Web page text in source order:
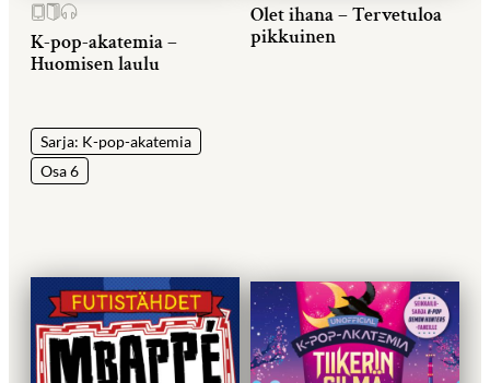
K-pop-akatemia –
Huomisen laulu
Sarja: K-pop-akatemia
Osa 6
Olet ihana – Tervetuloa
pikkuinen